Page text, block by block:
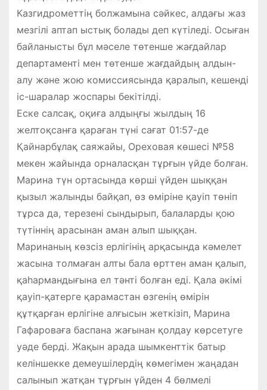
Казгидрометтің болжамына сәйкес, алдағы жаз
мезгілі аптап ыстық болады деп күтіледі. Осыған
байланысты бұл мәселе төтенше жағдайлар
департаменті мен төтенше жағдайдың алдын-
алу және жою комиссиясында қаралып, кешенді
іс-шаралар жоспары бекітілді.
Еске салсақ, оқиға алдыңғы жылдың 16
желтоқсанға қараған түні сағат 01:57-де
Қайнарбұлақ саяжайы, Ореховая көшесі №58
мекен жайында орналасқан тұрғын үйде болған.
Марина түн ортасында көрші үйден шыққан
қызыл жалынды байқап, өз өміріне қауіп төніп
тұрса да, терезені сындырып, балаларды қою
түтіннің арасынан аман алып шыққан.
Маринаның көзсіз ерлігінің арқасында кәмелет
жасына толмаған алты бала өрттен аман қалып,
қаһармандығына ел тәнті болған еді. Қала әкімі
қауіп-қатерге қарамастан өзгенің өмірін
құтқарған ерлігіне алғысын жеткізіп, Марина
Гафароваға баспана жағынан қолдау көрсетуге
уәде берді. Жақын арада шымкенттік батыр
келіншекке демеушілердің көмегімен жаңадан
салынып жатқан тұрғын үйден 4 бөлмелі